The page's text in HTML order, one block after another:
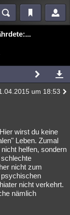
Kriminalfälle
Literatur
Filme
um 18:53
wirst du keine
Leben. Zumal
helfen, sondern
nicht zum
nicht verkehrt.
nämlich